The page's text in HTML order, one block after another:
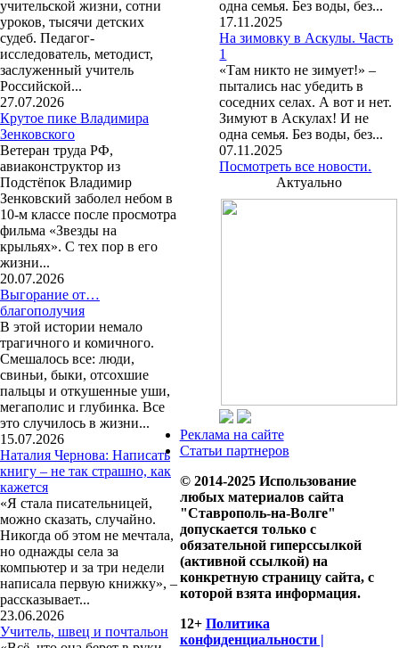
учительской жизни, сотни
уроков, тысячи детских
судеб. Педагог-
исследователь, методист,
заслуженный учитель
Российской...
27.07.2026
Крутое пике Владимира
Зенковского
Ветеран труда РФ,
авиаконструктор из
Подстёпок Владимир
Зенковский заболел небом в
10-м классе после просмотра
фильма «Звезды на
крыльях». С тех пор в его
жизни...
20.07.2026
Выгорание от…
благополучия
В этой истории немало
трагичного и комичного.
Смешалось все: люди,
свиньи, быки, отсохшие
пальцы и откушенные уши,
мегаполис и глубинка. Все
это случилось в жизни...
15.07.2026
Наталия Чернова: Написать
книгу – не так страшно, как
кажется
«Я стала писательницей,
можно сказать, случайно.
Никогда об этом не мечтала,
но однажды села за
компьютер и за три недели
написала первую книжку», –
рассказывает...
23.06.2026
Учитель, швец и почтальон
одна семья. Без воды, без...
17.11.2025
На зимовку в Аскулы. Часть
1
«Там никто не зимует!» –
пытались нас убедить в
соседних селах. А вот и нет.
Зимуют в Аскулах! И не
одна семья. Без воды, без...
07.11.2025
Посмотреть все новости.
Актуально
Реклама на сайте
Статьи партнеров
© 2014-2025 Использование
любых материалов сайта
"Ставрополь-на-Волге"
допускается только с
обязательной гиперссылкой
(активной ссылкой) на
конкретную страницу сайта, с
которой взята информация.
12+ Политика
конфиденциальности |